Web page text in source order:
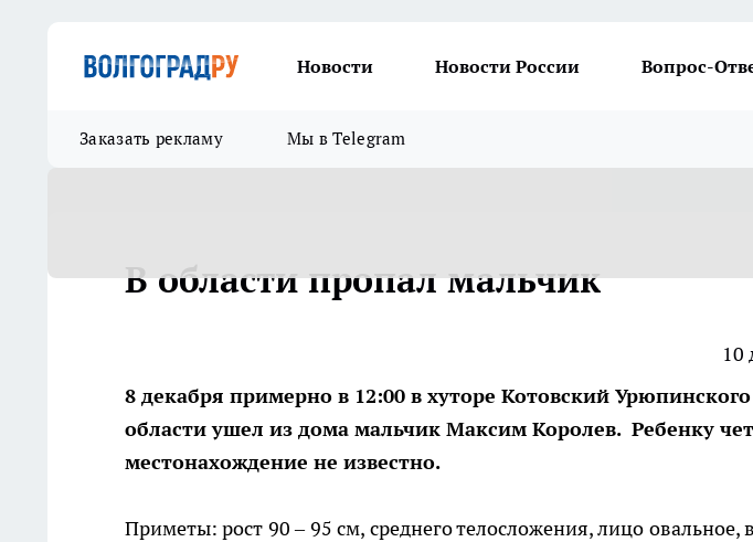
Новости Новости России Вопрос-
Заказать рекламу Мы в Telegram
В области пропал мальчик
10
8 декабря примерно в 12:00 в хуторе Котовский
области ушел из дома мальчик Максим Королев. Ребенку
местонахождение не известно.
Приметы: рост 90 – 95 см, среднего телосложения, лицо овальное,